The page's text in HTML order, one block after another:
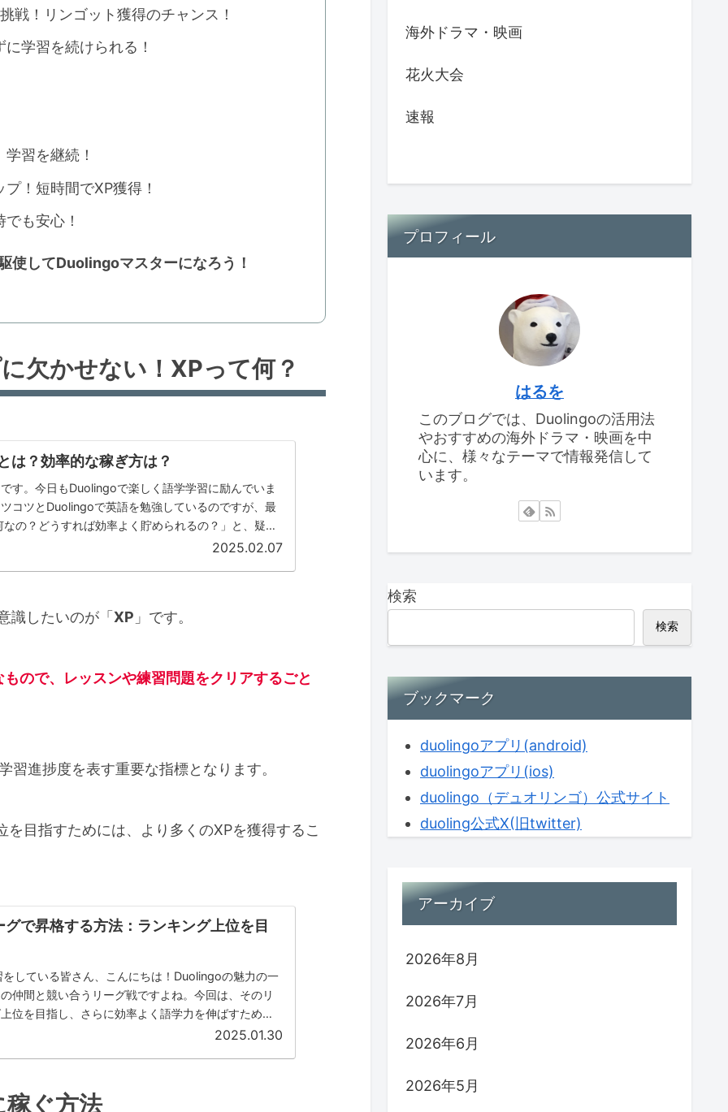
戦！リンゴット獲得のチャンス！
学習を続けられる！
習を継続！
！短時間でXP獲得！
も安心！
使してDuolingoマスターになろう！
欠かせない！XPって何？
は？効率的な稼ぎ方は？
す。今日もDuolingoで楽しく語学学習に励んでいま
コツとDuolingoで英語を勉強しているのですが、最
の？どうすれば効率よく貯められるの？」と、疑問
2025.02.07
識したいのが「 XP 」です。
ので、レッスンや練習問題をクリアするごと
進捗度を表す重要な指標となります。
目指すためには、より多くのXPを獲得するこ
で昇格する方法：ランキング上位を目
している皆さん、こんにちは！Duolingoの魅力の一
仲間と競い合うリーグ戦ですよね。今回は、そのリ
位を目指し、さらに効率よく語学力を伸ばすための
2025.01.30
ぐ方法
海外ドラマ・映画
花火大会
速報
プロフィール
はるを
このブログでは、Duolingoの活用法
やおすすめの海外ドラマ・映画を中
心に、様々なテーマで情報発信して
います。
検索
検索
ブックマーク
duolingoアプリ(android)
duolingoアプリ(ios)
duolingo（デュオリンゴ）公式サイト
duoling公式X(旧twitter)
アーカイブ
2026年8月
2026年7月
2026年6月
2026年5月